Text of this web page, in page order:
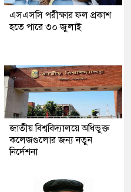
এসএসসি পরীক্ষার ফল প্রকাশ
হতে পারে ৩০ জুলাই
জাতীয় বিশ্ববিদ্যালয়ে অধিভুক্ত
কলেজগুলোর জন্য নতুন
নির্দেশনা